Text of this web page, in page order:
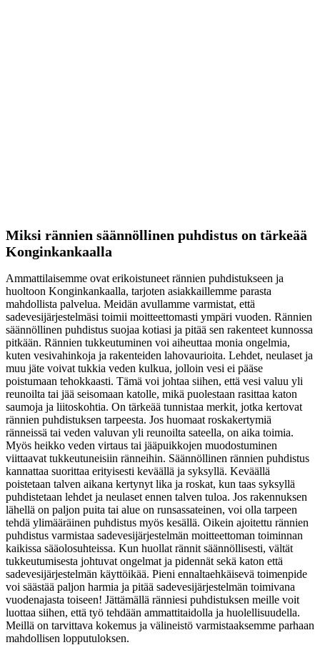
Miksi rännien säännöllinen puhdistus on tärkeää
Konginkankaalla
Ammattilaisemme ovat erikoistuneet rännien puhdistukseen ja
huoltoon Konginkankaalla, tarjoten asiakkaillemme parasta
mahdollista palvelua. Meidän avullamme varmistat, että
sadevesijärjestelmäsi toimii moitteettomasti ympäri vuoden. Rännien
säännöllinen puhdistus suojaa kotiasi ja pitää sen rakenteet kunnossa
pitkään. Rännien tukkeutuminen voi aiheuttaa monia ongelmia,
kuten vesivahinkoja ja rakenteiden lahovaurioita. Lehdet, neulaset ja
muu jäte voivat tukkia veden kulkua, jolloin vesi ei pääse
poistumaan tehokkaasti. Tämä voi johtaa siihen, että vesi valuu yli
reunoilta tai jää seisomaan katolle, mikä puolestaan rasittaa katon
saumoja ja liitoskohtia. On tärkeää tunnistaa merkit, jotka kertovat
rännien puhdistuksen tarpeesta. Jos huomaat roskakertymiä
ränneissä tai veden valuvan yli reunoilta sateella, on aika toimia.
Myös heikko veden virtaus tai jääpuikkojen muodostuminen
viittaavat tukkeutuneisiin ränneihin. Säännöllinen rännien puhdistus
kannattaa suorittaa erityisesti keväällä ja syksyllä. Keväällä
poistetaan talven aikana kertynyt lika ja roskat, kun taas syksyllä
puhdistetaan lehdet ja neulaset ennen talven tuloa. Jos rakennuksen
lähellä on paljon puita tai alue on runsassateinen, voi olla tarpeen
tehdä ylimääräinen puhdistus myös kesällä. Oikein ajoitettu rännien
puhdistus varmistaa sadevesijärjestelmän moitteettoman toiminnan
kaikissa sääolosuhteissa. Kun huollat rännit säännöllisesti, vältät
tukkeutumisesta johtuvat ongelmat ja pidennät sekä katon että
sadevesijärjestelmän käyttöikää. Pieni ennaltaehkäisevä toimenpide
voi säästää paljon harmia ja pitää sadevesijärjestelmän toimivana
vuodenajasta toiseen! Jättämällä ränniesi puhdistuksen meille voit
luottaa siihen, että työ tehdään ammattitaidolla ja huolellisuudella.
Meillä on tarvittava kokemus ja välineistö varmistaaksemme parhaan
mahdollisen lopputuloksen.